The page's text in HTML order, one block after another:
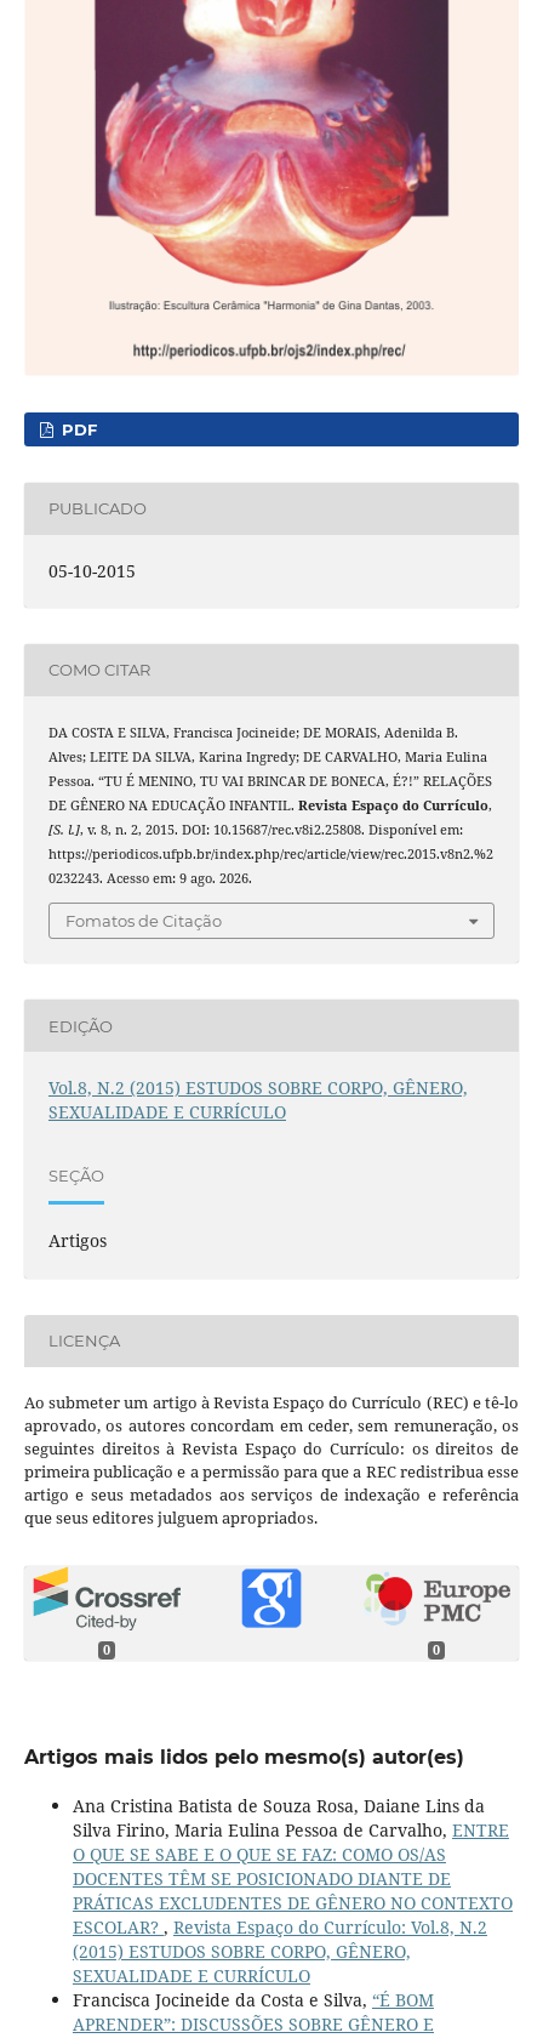
PDF
PUBLICADO
05-10-2015
COMO CITAR
DA COSTA E SILVA, Francisca Jocineide; DE MORAIS, Adenilda B.
Alves; LEITE DA SILVA, Karina Ingredy; DE CARVALHO, Maria Eulina
Pessoa. “TU É MENINO, TU VAI BRINCAR DE BONECA, É?!” RELAÇÕES
DE GÊNERO NA EDUCAÇÃO INFANTIL. Revista Espaço do Currículo,
[S. l.], v. 8, n. 2, 2015. DOI: 10.15687/rec.v8i2.25808. Disponível em:
https://periodicos.ufpb.br/index.php/rec/article/view/rec.2015.v8n2.%2
0232243. Acesso em: 9 ago. 2026.
Fomatos de Citação
EDIÇÃO
Vol.8, N.2 (2015) ESTUDOS SOBRE CORPO, GÊNERO,
SEXUALIDADE E CURRÍCULO
SEÇÃO
Artigos
LICENÇA
Ao submeter um artigo à Revista Espaço do Currículo (REC) e tê-lo
aprovado, os autores concordam em ceder, sem remuneração, os
seguintes direitos à Revista Espaço do Currículo: os direitos de
primeira publicação e a permissão para que a REC redistribua esse
artigo e seus metadados aos serviços de indexação e referência
que seus editores julguem apropriados.
0 0
Artigos mais lidos pelo mesmo(s) autor(es)
Ana Cristina Batista de Souza Rosa, Daiane Lins da
Silva Firino, Maria Eulina Pessoa de Carvalho, ENTRE
O QUE SE SABE E O QUE SE FAZ: COMO OS/AS
DOCENTES TÊM SE POSICIONADO DIANTE DE
PRÁTICAS EXCLUDENTES DE GÊNERO NO CONTEXTO
ESCOLAR? , Revista Espaço do Currículo: Vol.8, N.2
(2015) ESTUDOS SOBRE CORPO, GÊNERO,
SEXUALIDADE E CURRÍCULO
Francisca Jocineide da Costa e Silva, “É BOM
APRENDER”: DISCUSSÕES SOBRE GÊNERO E